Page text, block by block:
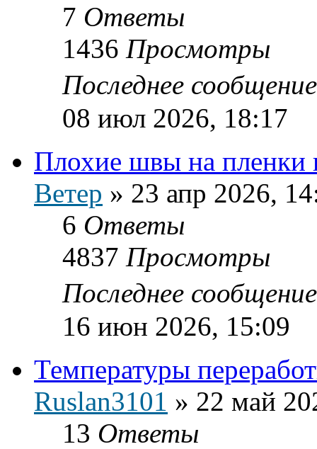
7 Ответы
1436 Просмотры
Последнее
08 июл 2026, 18:17
Плохие швы на
Ветер » 23 апр 2026,
6 Ответы
4837 Просмотры
Последнее
16 июн 2026, 15:09
Температуры
Ruslan3101 » 22 май
13 Ответы